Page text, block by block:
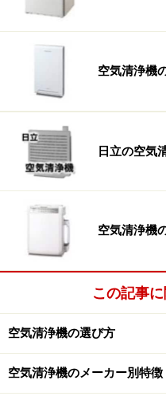
ブルーエアのBlue 3000
が顕著に現れたモデルで
を一切排したシンプルな
一つ押すだけで機能しま
どシンプルな直線や曲線
ています。
プレフィルターのカラ
ーデンの自然からイ
trail：雪解け水で濡れ
Night waves：夜の波
reed：冬の葦のような
Sand：入り江の砂のよ
空気清浄機
日立の空気
空気清浄機
この記事
空気清浄機の選び方
空気清浄機のメーカー別特徴